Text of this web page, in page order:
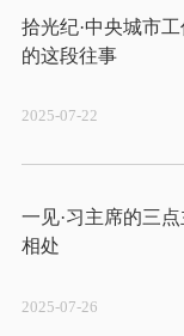
拾光纪·中央城市
的这段往事
2025-07-22
一见·习主席的三
2025-07-26